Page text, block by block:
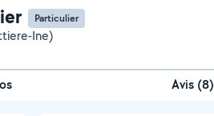
Particulier
Ine)
Avis (8)